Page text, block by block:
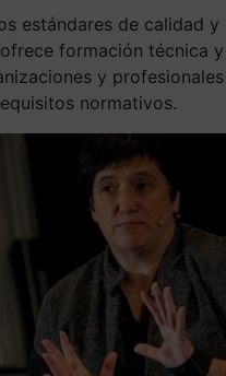
estándares de calidad y
formación técnica y
y profesionales
normativos.